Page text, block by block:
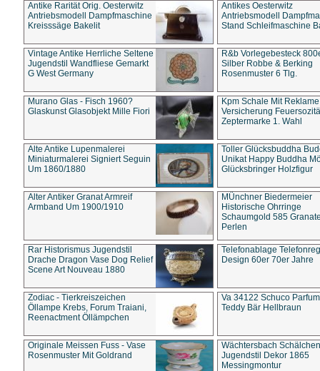
Antike Rarität Orig. Oesterwitz
Antriebsmodell Dampfmaschine
Kreisssäge Bakelit
Antikes Oesterwitz
Antriebsmodell
Stand Schleifmaschine
Vintage Antike Herrliche Seltene
Jugendstil Wandfliese Gemarkt
G West Germany
R&b Vorlegebesteck
Silber Robbe & Berking
Rosenmuster 6 Tlg.
Murano Glas - Fisch 1960?
Glaskunst Glasobjekt Mille Fiori
Kpm Schale Mit Reklame
Versicherung
Zeptermarke 1. Wahl
Alte Antike Lupenmalerei
Miniaturmalerei Signiert Seguin
Um 1860/1880
Toller Glücksbuddha
Unikat Happy Buddha
Glücksbringer Holzfigur
Alter Antiker Granat Armreif
Armband Um 1900/1910
MÜnchner Biedermeier
Historische Ohrringe
Schaumgold 585
Perlen
Rar Historismus Jugendstil
Drache Dragon Vase Dog Relief
Scene Art Nouveau 1880
Telefonablage
Design 60er 70er Jahre
Zodiac - Tierkreiszeichen
Öllampe Krebs, Forum Traiani,
Reenactment Öllämpchen
Va 34122 Schuco
Teddy Bär Hellbraun
Originale Meissen Fuss - Vase
Rosenmuster Mit Goldrand
Wächtersbach Schälchen
Jugendstil Dekor 1865
Messingmontur